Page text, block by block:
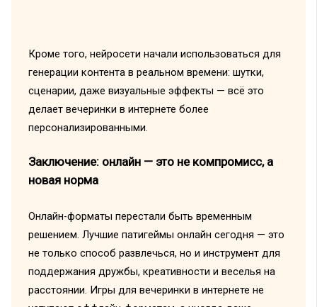
Кроме того, нейросети начали использоваться для
генерации контента в реальном времени: шутки,
сценарии, даже визуальные эффекты — всё это
делает вечеринки в интернете более
персонализированными.
Заключение: онлайн — это не компромисс, а
новая норма
Онлайн-форматы перестали быть временным
решением. Лучшие патигеймы онлайн сегодня — это
не только способ развлечься, но и инструмент для
поддержания дружбы, креативности и веселья на
расстоянии. Игры для вечеринки в интернете не